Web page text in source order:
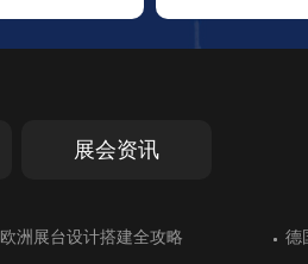
展会资讯
德国斯图加特工业工程领展台搭建
土
欧洲展台设计搭建全攻略 德
乌兹别克斯坦展台设计别具一格 绿
德国斯图加特橡胶展展台搭建中对防
德
德国斯图加特工业工程领展台搭建
土
欧洲展台设计搭建全攻略 德